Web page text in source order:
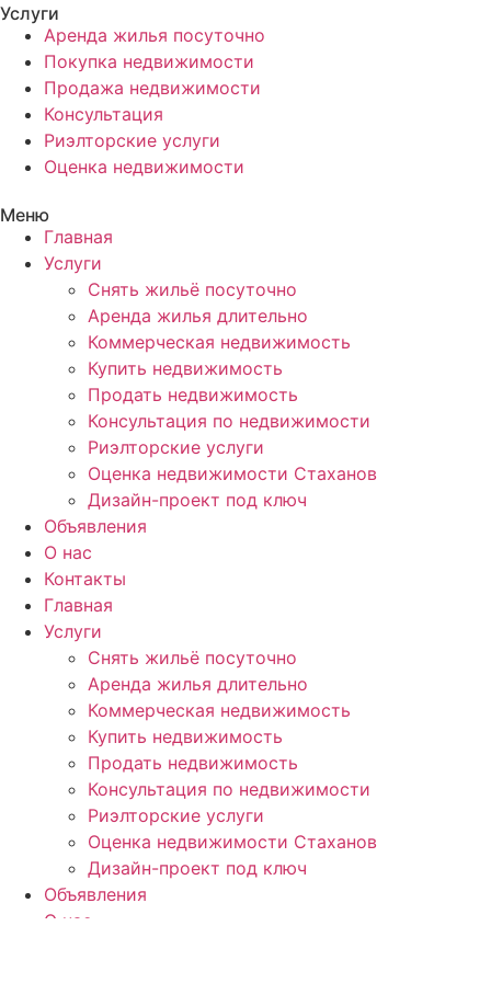
Услуги
Аренда жилья посуточно
Покупка недвижимости
Продажа недвижимости
Консультация
Риэлторские услуги
Оценка недвижимости
Меню
Главная
Услуги
Снять жильё посуточно
Аренда жилья длительно
Коммерческая недвижимость
Купить недвижимость
Продать недвижимость
Консультация по недвижимости
Риэлторские услуги
Оценка недвижимости Стаханов
Дизайн-проект под ключ
Объявления
О нас
Контакты
Главная
Услуги
Снять жильё посуточно
Аренда жилья длительно
Коммерческая недвижимость
Купить недвижимость
Продать недвижимость
Консультация по недвижимости
Риэлторские услуги
Оценка недвижимости Стаханов
Дизайн-проект под ключ
Объявления
О нас